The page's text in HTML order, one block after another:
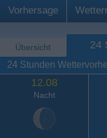
Vorhersage
Übersicht 24
24 Stunden
12.08
Nacht